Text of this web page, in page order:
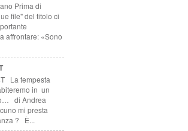
Prima di
file" del titolo ci
affrontare: «Sono
La tempesta
in un
di Andrea
mi presta
? È...